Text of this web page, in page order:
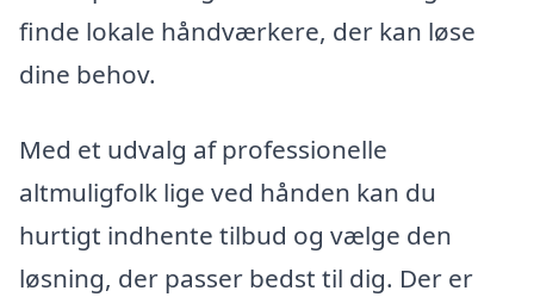
finde lokale håndværkere, der kan løse
dine behov.
Med et udvalg af professionelle
altmuligfolk lige ved hånden kan du
hurtigt indhente tilbud og vælge den
løsning, der passer bedst til dig. Der er